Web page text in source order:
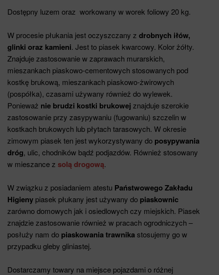
Dostępny luzem oraz workowany w worek foliowy 20 kg.
W procesie płukania jest oczyszczany z drobnych iłów,
glinki oraz kamieni. Jest to piasek kwarcowy. Kolor żółty.
Znajduje zastosowanie w zaprawach murarskich,
mieszankach piaskowo-cementowych stosowanych pod
kostkę brukową, mieszankach piaskowo-żwirowych
(pospółka), czasami używany również do wylewek.
Ponieważ nie brudzi kostki brukowej znajduje szerokie
zastosowanie przy zasypywaniu (fugowaniu) szczelin w
kostkach brukowych lub płytach tarasowych. W okresie
zimowym piasek ten jest wykorzystywany do posypywania
dróg, ulic, chodników bądź podjazdów. Również stosowany
w mieszance z solą drogową.
W związku z posiadaniem atestu Państwowego Zakładu
Higieny piasek płukany jest używany do piaskownic
zarówno domowych jak i osiedlowych czy miejskich. Piasek
znajdzie zastosowanie również w pracach ogrodniczych –
posłuży nam do piaskowania trawnika stosujemy go w
przypadku gleby gliniastej.
Dostarczamy towary na miejsce pojazdami o różnej